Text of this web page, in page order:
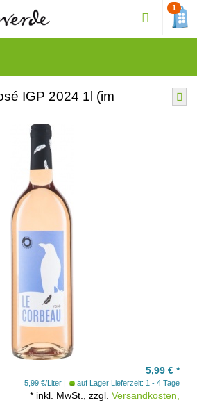
1
IGP 2024 1l (im
5,99 € *
5,99 €/Liter auf Lager Lieferzeit: 1 - 4 Tage
* inkl. MwSt., zzgl. Versandkosten,